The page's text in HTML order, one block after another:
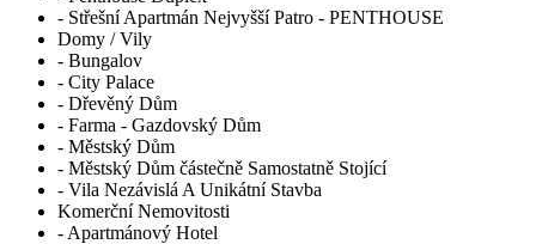
- Střešní Apartmán Nejvyšší Patro - PENTHOUSE
Domy / Vily
- Bungalov
- City Palace
- Dřevěný Dům
- Farma - Gazdovský Dům
- Městský Dům
- Městský Dům částečně Samostatně Stojící
- Vila Nezávislá A Unikátní Stavba
Komerční Nemovitosti
- Apartmánový Hotel